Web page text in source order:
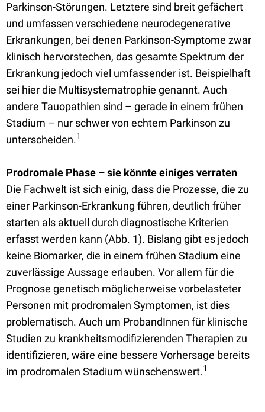
Parkinson-Störungen. Letztere sind breit gefächert
und umfassen verschiedene neurodegenerative
Erkrankungen, bei denen Parkinson-Symptome zwar
klinisch hervorstechen, das gesamte Spektrum der
Erkrankung jedoch viel umfassender ist. Beispielhaft
sei hier die Multisystematrophie genannt. Auch
andere Tauopathien sind – gerade in einem frühen
Stadium – nur schwer von echtem Parkinson zu
unterscheiden.1
Prodromale Phase – sie könnte einiges verraten
Die Fachwelt ist sich einig, dass die Prozesse, die zu
einer Parkinson-Erkrankung führen, deutlich früher
starten als aktuell durch diagnostische Kriterien
erfasst werden kann (Abb. 1). Bislang gibt es jedoch
keine Biomarker, die in einem frühen Stadium eine
zuverlässige Aussage erlauben. Vor allem für die
Prognose genetisch möglicherweise vorbelasteter
Personen mit prodromalen Symptomen, ist dies
problematisch. Auch um ProbandInnen für klinische
Studien zu krankheitsmodifizierenden Therapien zu
identifizieren, wäre eine bessere Vorhersage bereits
im prodromalen Stadium wünschenswert.1